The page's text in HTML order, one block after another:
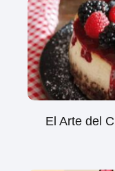
El Arte del